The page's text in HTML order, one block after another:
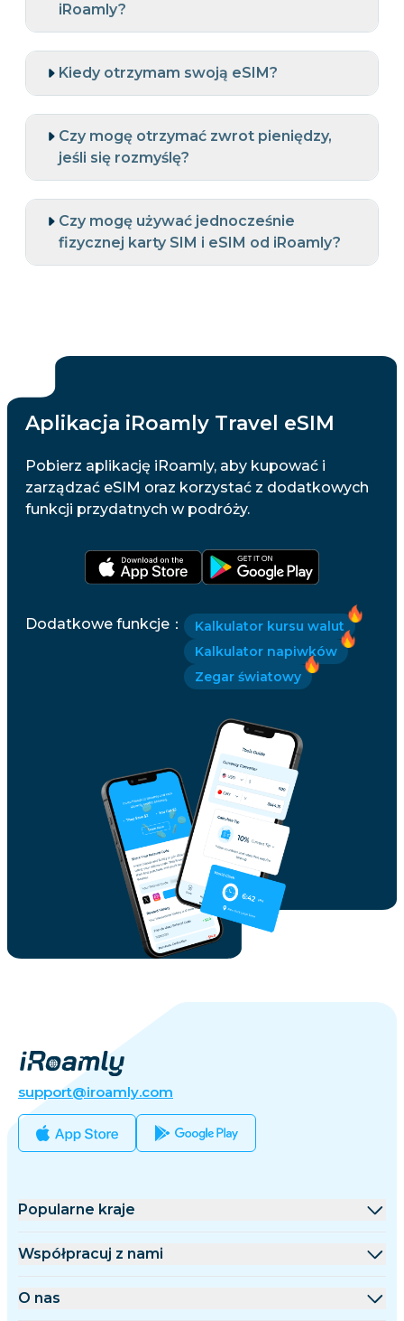
iRoamly?
Kiedy otrzymam swoją eSIM?
Czy mogę otrzymać zwrot pieniędzy,
jeśli się rozmyślę?
Czy mogę używać jednocześnie
fizycznej karty SIM i eSIM od iRoamly?
Aplikacja iRoamly Travel eSIM
Pobierz aplikację iRoamly, aby kupować i
zarządzać eSIM oraz korzystać z dodatkowych
funkcji przydatnych w podróży.
Dodatkowe funkcje ：
Kalkulator kursu walut
Kalkulator napiwków
Zegar światowy
support@iroamly.com
Popularne kraje
Stany Zjednoczone
Współpracuj z nami
Platforma hurtowa
O nas